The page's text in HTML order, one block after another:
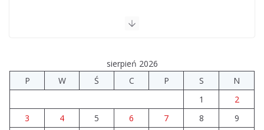
Szkoła we Władysławowie przechodzi modernizację
Prawie 20 tys. zł dla dyrektora szpitala. Podwyżka
mimo finansowych problemów
sierpień 2026
P
W Ś C P S
N
1
2
3
4 5 6 7 8
9